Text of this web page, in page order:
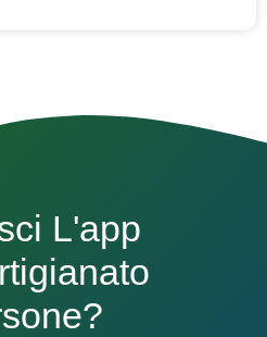
L'app